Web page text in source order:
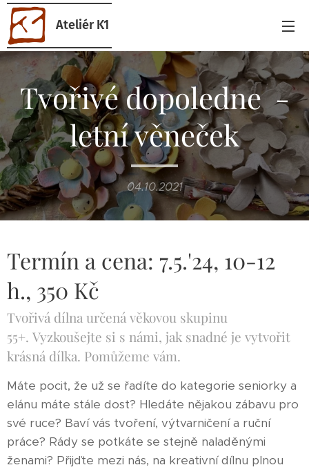
Ateliér K1
Tvořivé dopoledne -
letní věneček
04.10.2021
Termín a cena: 7.5.'24, 10-12
h., 350 Kč
Tvořivá dílna určená věkovou skupinu
55+. Vyzkoušejte si s námi, jak snadné je vytvořit
krásná dílka. Pomůžeme vám.
Máte pocit, že už se řadíte do kategorie seniorky a
elánu máte stále dost? Hledáte nějakou zábavu pro
své ruce? Baví vás tvoření, výtvarničení a ruční
práce? Rády se potkáte se stejně naladěnými
ženami? Přijďte mezi nás, na kreativní dílnu plnou